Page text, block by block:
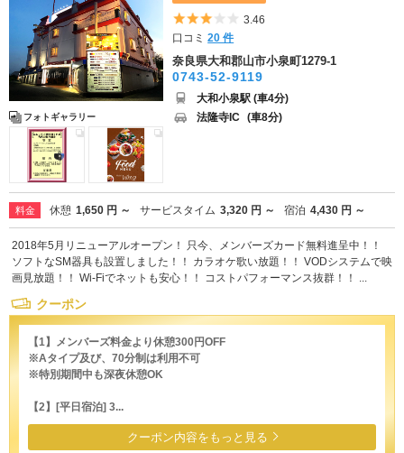
フォトギャラリー
5つ星のうち3
3.46
口コミ20 件
奈良県大和郡山市小泉町1279-1
0743-52-9119
大和小泉駅 (車4分)
法隆寺IC (車8分)
料金 休憩 1,650 円 ～ サービスタイム 3,320 円 ～ 宿泊 4,430 円 ～
2018年5月リニューアルオープン！ 只今、メンバーズカード無料進呈中！！
ソフトなSM器具も設置しました！！ カラオケ歌い放題！！ VODシステムで映
画見放題！！ Wi-Fiでネットも安心！！ コストパフォーマンス抜群！！ ...
クーポン
【1】メンバーズ料金より休憩300円OFF
※Aタイプ及び、70分制は利用不可
※特別期間中も深夜休憩OK
【2】[平日宿泊] 3...
クーポン内容をもっと見る